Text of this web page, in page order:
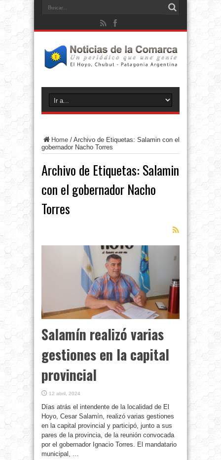
Home / Archivo de Etiquetas: Salamin con el
gobernador Nacho Torres
Archivo de Etiquetas: Salamin
con el gobernador Nacho
Torres
Salamín realizó varias
gestiones en la capital
provincial
12 abril, 2024
Días atrás el intendente de la localidad de El
Hoyo, Cesar Salamín, realizó varias gestiones
en la capital provincial y participó, junto a sus
pares de la provincia, de la reunión convocada
por el gobernador Ignacio Torres. El mandatario
municipal, ...